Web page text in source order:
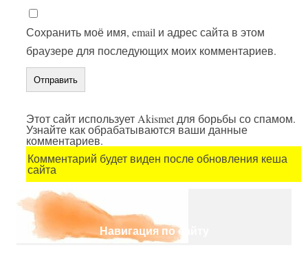
Сохранить моё имя, email и адрес сайта в этом
браузере для последующих моих комментариев.
Этот сайт использует Akismet для борьбы со спамом.
Узнайте как обрабатываются ваши данные
комментариев.
Комментарий будет виден после обновления кеша
сайта
Навигация по сайту